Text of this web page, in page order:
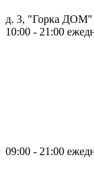
д. 3, "Горка ДОМ"
10:00 - 21:00
09:00 - 21:00